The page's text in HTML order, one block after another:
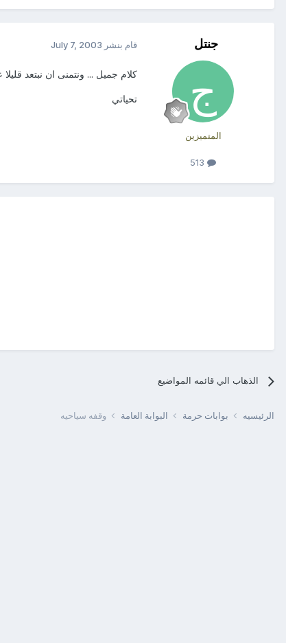
جنتل
المتميزين
قام بنشر July 7, 2003
كلام جميل ... ونتمنى ان نبتعد قليلا
تحياتي
الذهاب الي قائمه المواضيع
الرئيسيه بوابات حرمة البوابة العامة وقفه سياحيه